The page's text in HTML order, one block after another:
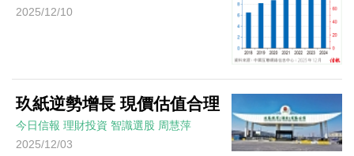
2025/12/10
玖紙逆勢增長 現價估值合理
今日信報 理財投資 智識選股 周慧萍
2025/12/03